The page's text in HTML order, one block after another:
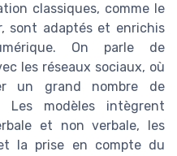
classiques, comme le
sont adaptés et enrichis
On parle de
les réseaux sociaux, où
un grand nombre de
Les modèles intègrent
et non verbale, les
la prise en compte du